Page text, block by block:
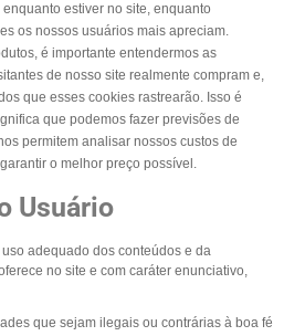
estiver no site, enquanto
os nossos usuários mais apreciam.
é importante entendermos as
de nosso site realmente compram e,
que esses cookies rastrearão. Isso é
que podemos fazer previsões de
permitem analisar nossos custos de
o melhor preço possível.
Usuário
adequado dos conteúdos e da
no site e com caráter enunciativo,
que sejam ilegais ou contrárias à boa fé